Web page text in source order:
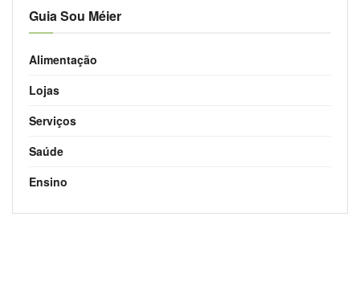
Guia Sou Méier
Alimentação
Lojas
Serviços
Saúde
Ensino